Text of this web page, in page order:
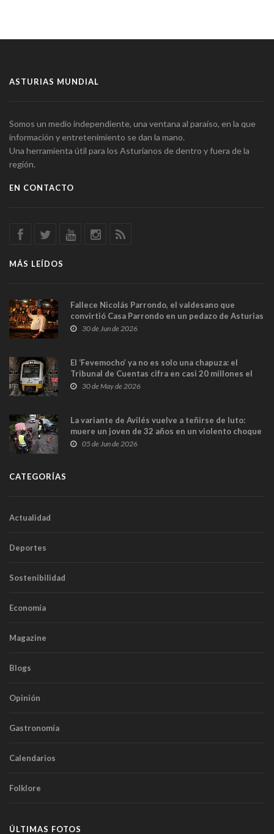
ASTURIAS MUNDIAL
Somos un medio independiente, una ventana al paraíso, en la que
información y entretenimiento se dan la mano.
Una herramienta útil para los Asturianos de dentro y fuera de la
región.
EN CONTACTO
MÁS LEÍDOS
Fallece Nicolás Parrondo, el valdesano que
convirtió Casa Parrondo en un pedazo de Asturias
en Madrid
30 de Jun de 2026
El ‘Fevemocho’ ya no es solo una chapuza: el
Tribunal de Cuentas cifra en casi 20 millones el
sobrecoste de los trenes que no cabían por los
30 de May de 2026
La variante de Avilés vuelve a teñirse de luto:
muere un joven de 32 años en un violento choque
frontal
05 de Jun de 2026
CATEGORÍAS
Actualidad
Deportes
Sostenibilidad
Economía
Magazine
Blogs
Opinión
Gastronomía
Calendarios
Folklore
ÚLTIMAS FOTOS